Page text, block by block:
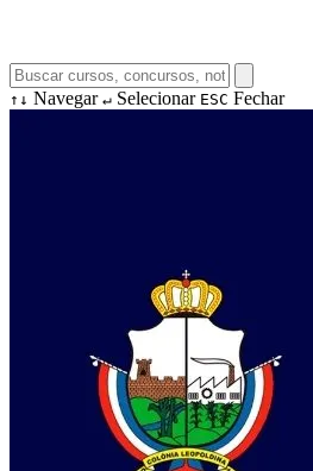
↑↓ Navegar ↵ Selecionar ESC Fechar